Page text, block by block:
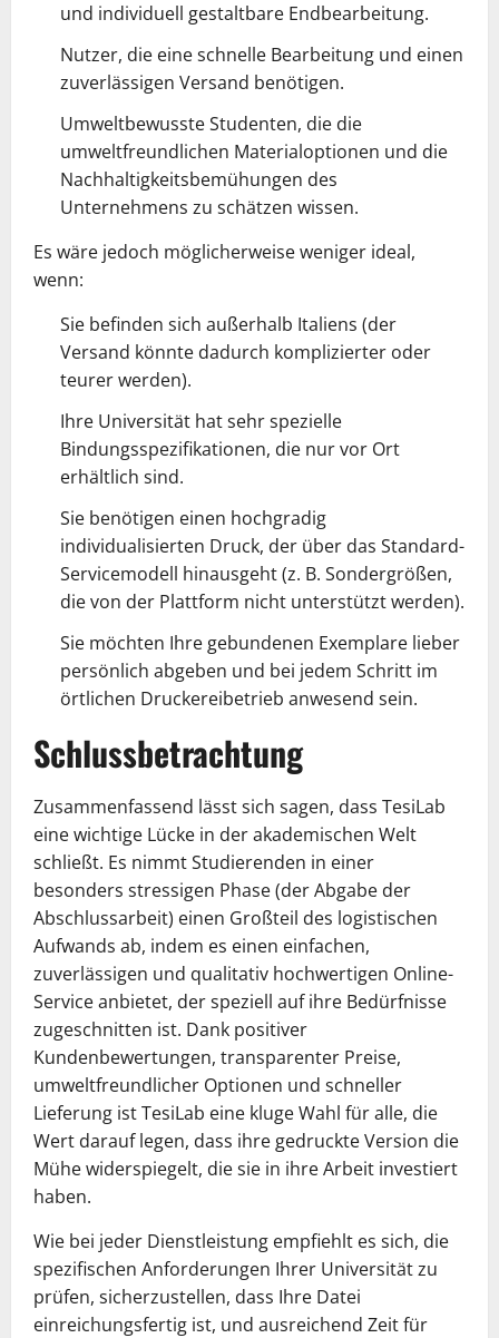
und individuell gestaltbare Endbearbeitung.
Nutzer, die eine schnelle Bearbeitung und einen
zuverlässigen Versand benötigen.
Umweltbewusste Studenten, die die
umweltfreundlichen Materialoptionen und die
Nachhaltigkeitsbemühungen des
Unternehmens zu schätzen wissen.
Es wäre jedoch möglicherweise weniger ideal,
wenn:
Sie befinden sich außerhalb Italiens (der
Versand könnte dadurch komplizierter oder
teurer werden).
Ihre Universität hat sehr spezielle
Bindungsspezifikationen, die nur vor Ort
erhältlich sind.
Sie benötigen einen hochgradig
individualisierten Druck, der über das Standard-
Servicemodell hinausgeht (z. B. Sondergrößen,
die von der Plattform nicht unterstützt werden).
Sie möchten Ihre gebundenen Exemplare lieber
persönlich abgeben und bei jedem Schritt im
örtlichen Druckereibetrieb anwesend sein.
Schlussbetrachtung
Zusammenfassend lässt sich sagen, dass TesiLab
eine wichtige Lücke in der akademischen Welt
schließt. Es nimmt Studierenden in einer
besonders stressigen Phase (der Abgabe der
Abschlussarbeit) einen Großteil des logistischen
Aufwands ab, indem es einen einfachen,
zuverlässigen und qualitativ hochwertigen Online-
Service anbietet, der speziell auf ihre Bedürfnisse
zugeschnitten ist. Dank positiver
Kundenbewertungen, transparenter Preise,
umweltfreundlicher Optionen und schneller
Lieferung ist TesiLab eine kluge Wahl für alle, die
Wert darauf legen, dass ihre gedruckte Version die
Mühe widerspiegelt, die sie in ihre Arbeit investiert
haben.
Wie bei jeder Dienstleistung empfiehlt es sich, die
spezifischen Anforderungen Ihrer Universität zu
prüfen, sicherzustellen, dass Ihre Datei
einreichungsfertig ist, und ausreichend Zeit für